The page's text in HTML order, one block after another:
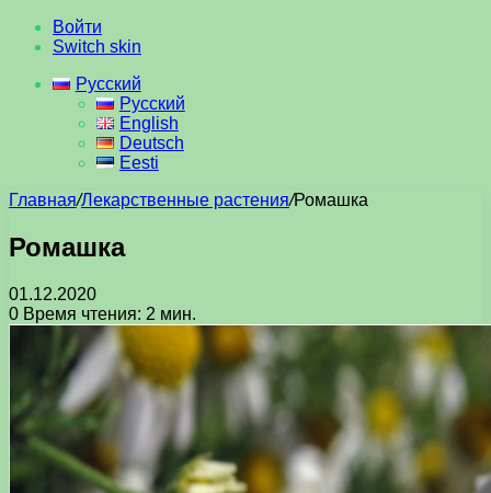
Войти
Switch skin
Русский
Русский
English
Deutsch
Eesti
Главная/Лекарственные растения/Ромашка
Ромашка
01.12.2020
0 Время чтения: 2 мин.